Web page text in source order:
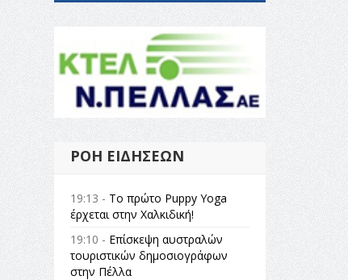
ΡΟΉ ΕΙΔΉΣΕΩΝ
19:13 - Το πρώτο Puppy Yoga
έρχεται στην Χαλκιδική!
19:10 - Επίσκεψη αυστραλών
τουριστικών δημοσιογράφων
στην Πέλλα